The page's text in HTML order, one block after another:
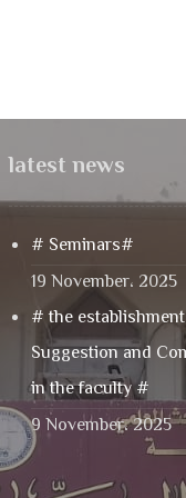
latest news
# Seminars#
19 November، 2025
# the
Suggestion and
in the faculty #
9 November، 2025